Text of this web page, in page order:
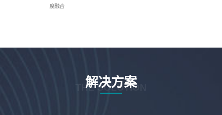
度融合
解决方案
THE SOLUTION